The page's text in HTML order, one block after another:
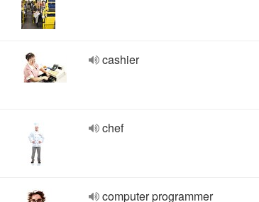
cashier
chef
computer programmer